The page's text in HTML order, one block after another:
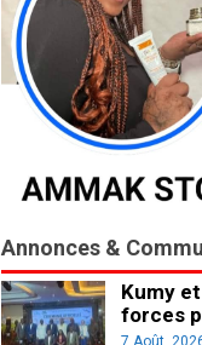
Annonces &
Kumy
forces